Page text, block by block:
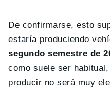
De confirmarse, esto
estaría produciendo
segundo semestre de
como suele ser
producir no será muy